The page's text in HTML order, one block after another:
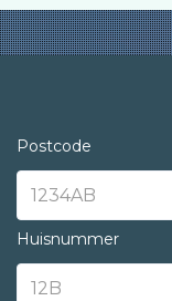
Postcode
Huisnummer